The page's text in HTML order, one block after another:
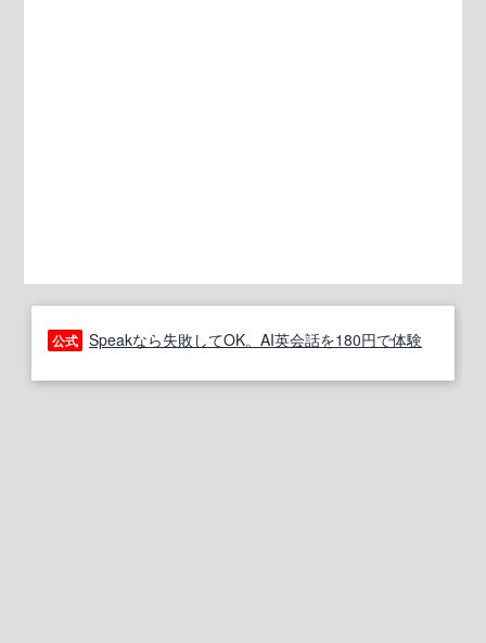
公式 Speakなら失敗してOK。AI英会話を180円で体験